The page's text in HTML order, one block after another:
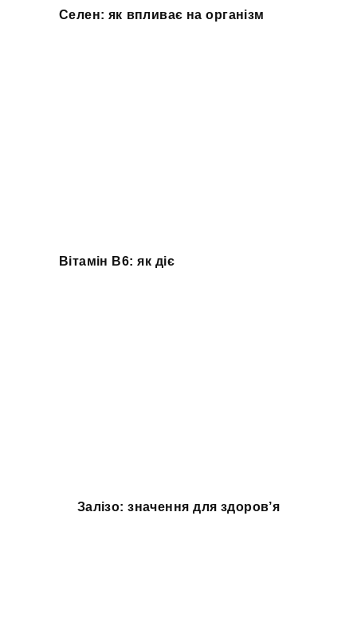
Селен: як впливає на організм
Вітамін B6: як діє
Залізо: значення для здоров’я